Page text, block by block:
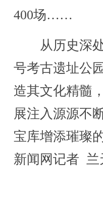
400场……
从历史深处
号考古遗址公
造其文化精髓
展注入源源不
宝库增添璀璨
新闻网记者